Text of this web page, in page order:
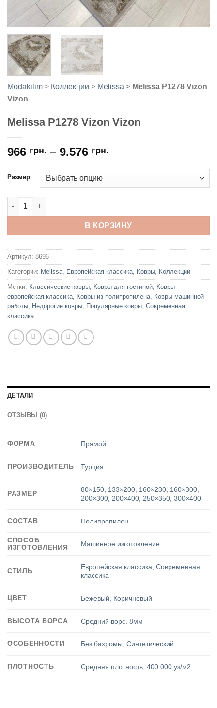
Modakilim > Коллекции > Melissa > Melissa P1278 Vizon
Vizon
Melissa P1278 Vizon Vizon
966 грн. – 9.576 грн.
Размер
Количество товара Melissa P1278 Vizon Vizon
В КОРЗИНУ
Артикул: 8696
Категории: Melissa Европейская классика Ковры Коллекции
Метки: Классические ковры Ковры для гостиной Ковры
европейская классика Ковры из полипропилена Ковры машинной
работы Недорогие ковры Популярные ковры Современная
классика
ДЕТАЛИ
ОТЗЫВЫ (0)
ФОРМА Прямой
ПРОИЗВОДИТЕЛЬ Турция
РАЗМЕР 80×150 133×200 160×230 160×300
200×300 200×400 250×350 ,300×400
СОСТАВ Полипропилен
СПОСОБ
ИЗГОТОВЛЕНИЯ
Машинное изготовление
СТИЛЬ Европейская классика ,Современная
классика
ЦВЕТ Бежевый Коричневый
ВЫСОТА ВОРСА Средний ворс ,8мм
ОСОБЕННОСТИ Без бахромы ,Синтетический
ПЛОТНОСТЬ Средняя плотность ,400.000 уз/м2